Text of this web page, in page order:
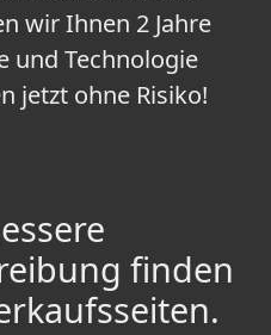
wir Ihnen 2 Jahre
und Technologie
jetzt ohne Risiko!
finden